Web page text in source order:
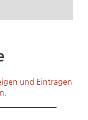
und Eintragen